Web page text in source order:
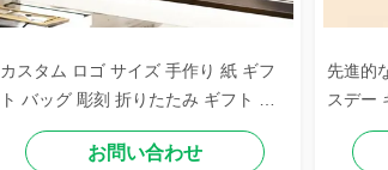
カスタム ロゴ サイズ 手作り 紙 ギフ
ト バッグ 彫刻 折りたたみ ギフト ロ
ゴ付き 黒い 紙 バッグ
お問い合わせ
先進的
スデー
用の紙